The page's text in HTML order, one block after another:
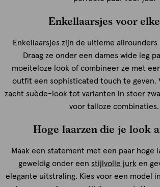
Enkellaarsjes voor
Enkellaarsjes zijn de ultieme allrounders
Draag ze onder een dames wide leg
moeiteloze look of combineer ze met
outfit een sophisticated touch te geven.
zacht suède-look tot varianten in stoer
voor talloze combinaties.
Hoge laarzen die je look
Maak een statement met een paar hoge
geweldig onder een stijlvolle jurk en
elegante uitstraling. Kies voor een model